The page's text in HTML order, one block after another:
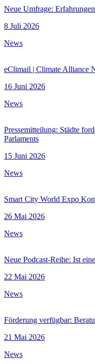
Neue Umfrage:
8 Juli 2026
News
eClimail | Climate Alliance
16 Juni 2026
News
Pressemitteilung: Städte
Parlaments
15 Juni 2026
News
Smart City World Expo
26 Mai 2026
News
Neue Podcast-Reihe: Ist
22 Mai 2026
News
Förderung verfügbar:
21 Mai 2026
News